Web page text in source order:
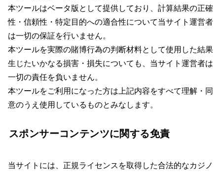
本ツールはベータ版として提供しており、計算結果の正確
性・信頼性・特定目的への適合性について当サイト運営者
は一切の保証を行いません。
本ツールを実際の賭博行為の判断材料として使用した結果
生じたいかなる損害・損失についても、当サイト運営者は
一切の責任を負いません。
本ツールをご利用になった方は上記内容をすべて理解・同
意のうえ使用しているものとみなします。
スポンサーコンテンツに関する免責
当サイトには、正規ライセンスを取得した合法的なカジノ